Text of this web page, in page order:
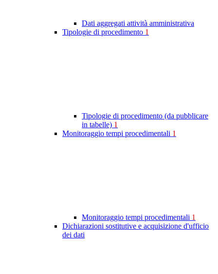
Dati aggregati attività amministrativa
Tipologie di procedimento 1
Tipologie di procedimento (da pubblicare
in tabelle) 1
Monitoraggio tempi procedimentali 1
Monitoraggio tempi procedimentali 1
Dichiarazioni sostitutive e acquisizione d'ufficio
dei dati